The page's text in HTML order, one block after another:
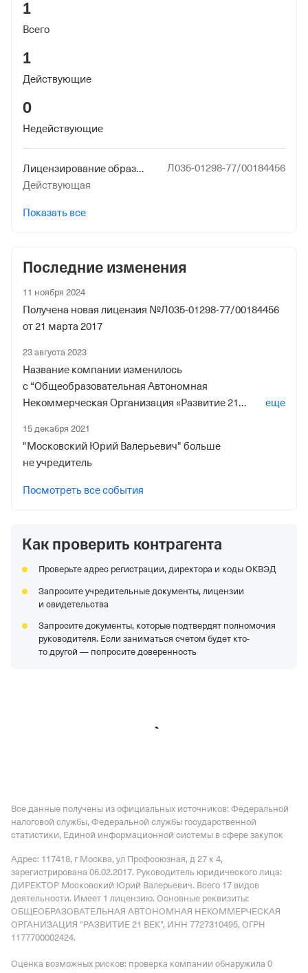
1009889930
Дата регистрации
5 декабря 2017
Наименование территориального органа
Страхования Российской Федерации по гор. Москве и
Московской обл.
1
Всего
1
Действующие
0
Недействующие
Лицензирование образовательной деятельности (за исключением указанной деятельности, осуществляемой частными образовательными организациями на территории инновационного центра "Сколково")
Л035-01298-77/00184456
Действующая
Показать все
Последние изменения
11 ноября 2024
Получена новая лицензия №Л035-01298-77/00184456
от 21 марта 2017
23 августа 2023
Название компании изменилось
с “Общеобразовательная Автономная
Некоммерческая Организация «Развитие 21
Некоммерческая Организация "Развитие 21 Век"”
еще
15 декабря 2021
"Московский Юрий Валерьевич" больше
не учредитель
Посмотреть все события
Как проверить контрагента
Проверьте адрес регистрации, директора и коды ОКВЭД
Запросите учредительные документы, лицензии
и свидетельства
Запросите документы, которые подтвердят полномочия
руководителя. Если заниматься счетом будет кто-
то другой — попросите доверенность
Все данные получены из официальных источников: Федеральной
налоговой службы, Федеральной службы государственной
статистики, Единой информационной системы в сфере закупок
Адрес: 117418, г Москва, ул Профсоюзная, д 27 к 4,
зарегистрирована 06.02.2017. Руководитель юридического лица:
ДИРЕКТОР Московский Юрий Валерьевич. Всего 17 видов
деятельности. Имеет 1 лицензию. Основные реквизиты:
ОБЩЕОБРАЗОВАТЕЛЬНАЯ АВТОНОМНАЯ НЕКОММЕРЧЕСКАЯ
ОРГАНИЗАЦИЯ "РАЗВИТИЕ 21 ВЕК", ИНН 7727310495, ОГРН
1177700002424.
Оценка возможных рисков: проверка компании обнаружила 0